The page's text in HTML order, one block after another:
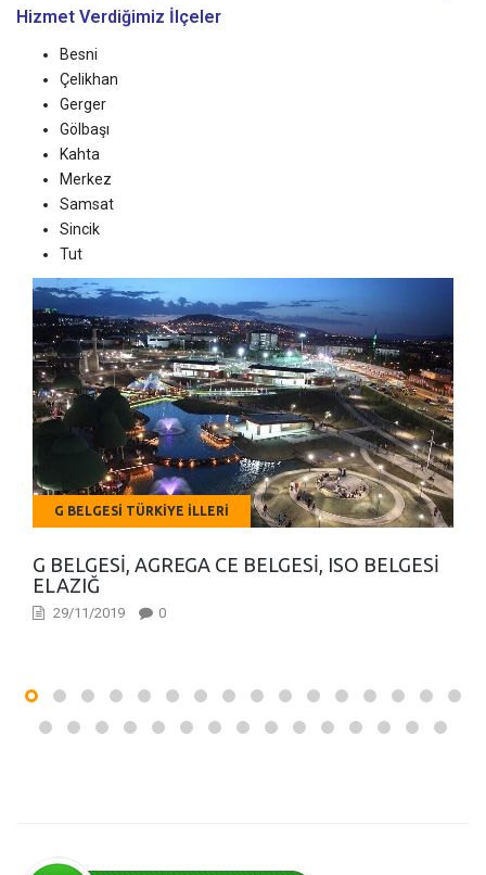
Hizmet Verdiğimiz İlçeler
Besni
Çelikhan
Gerger
Gölbaşı
Kahta
Merkez
Samsat
Sincik
Tut
G BELGESI TÜRKIYE İLLERI
G BELGESI, AGREGA CE BELGESI, ISO BELGESI
ELAZIĞ
29/11/2019 0